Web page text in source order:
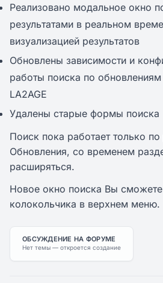
Реализовано модальное окно
результатами в реальном
визуализацией результатов
Обновлены зависимости и
работы поиска по
LA2AGE
Удалены старые формы поиска
Поиск пока работает только по
Обновления, со временем
расширяться.
Новое окно поиска Вы сможете
колокольчика в верхнем меню.
ОБСУЖДЕНИЕ НА ФОРУМЕ
Нет темы — откроется создание